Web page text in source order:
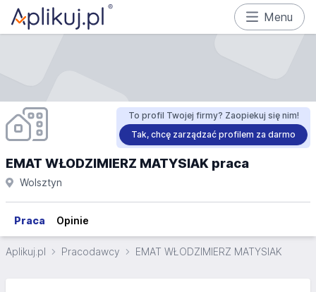
Menu
To profil Twojej firmy? Zaopiekuj się nim!
Tak, chcę zarządzać profilem za darmo
EMAT WŁODZIMIERZ MATYSIAK praca
Wolsztyn
Praca Opinie
Aplikuj.pl Pracodawcy EMAT WŁODZIMIERZ MATYSIAK